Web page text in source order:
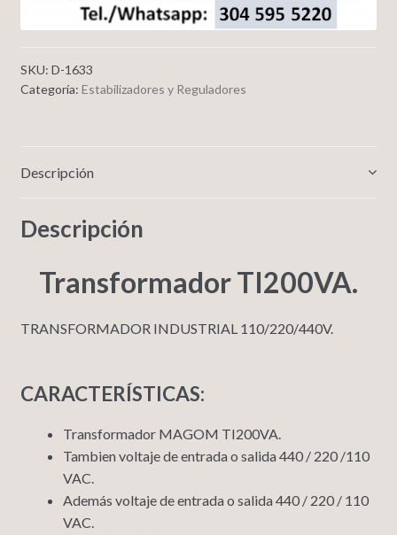
SKU: D-1633
Categoría: Estabilizadores y Reguladores
Descripción
Descripción
Transformador TI200VA.
TRANSFORMADOR INDUSTRIAL 110/220/440V.
CARACTERÍSTICAS:
Transformador MAGOM TI200VA.
Tambien voltaje de entrada o salida 440 / 220 /110
VAC.
Además voltaje de entrada o salida 440 / 220 / 110
VAC.